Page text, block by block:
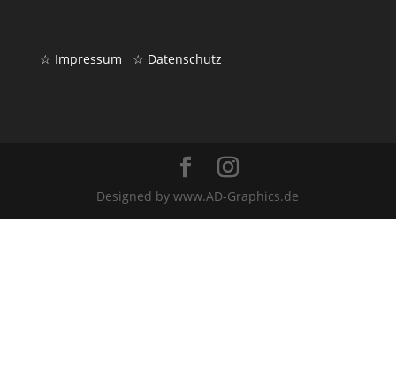
☆ Impressum ☆ Datenschutz
Designed by www.AD-Graphics.de